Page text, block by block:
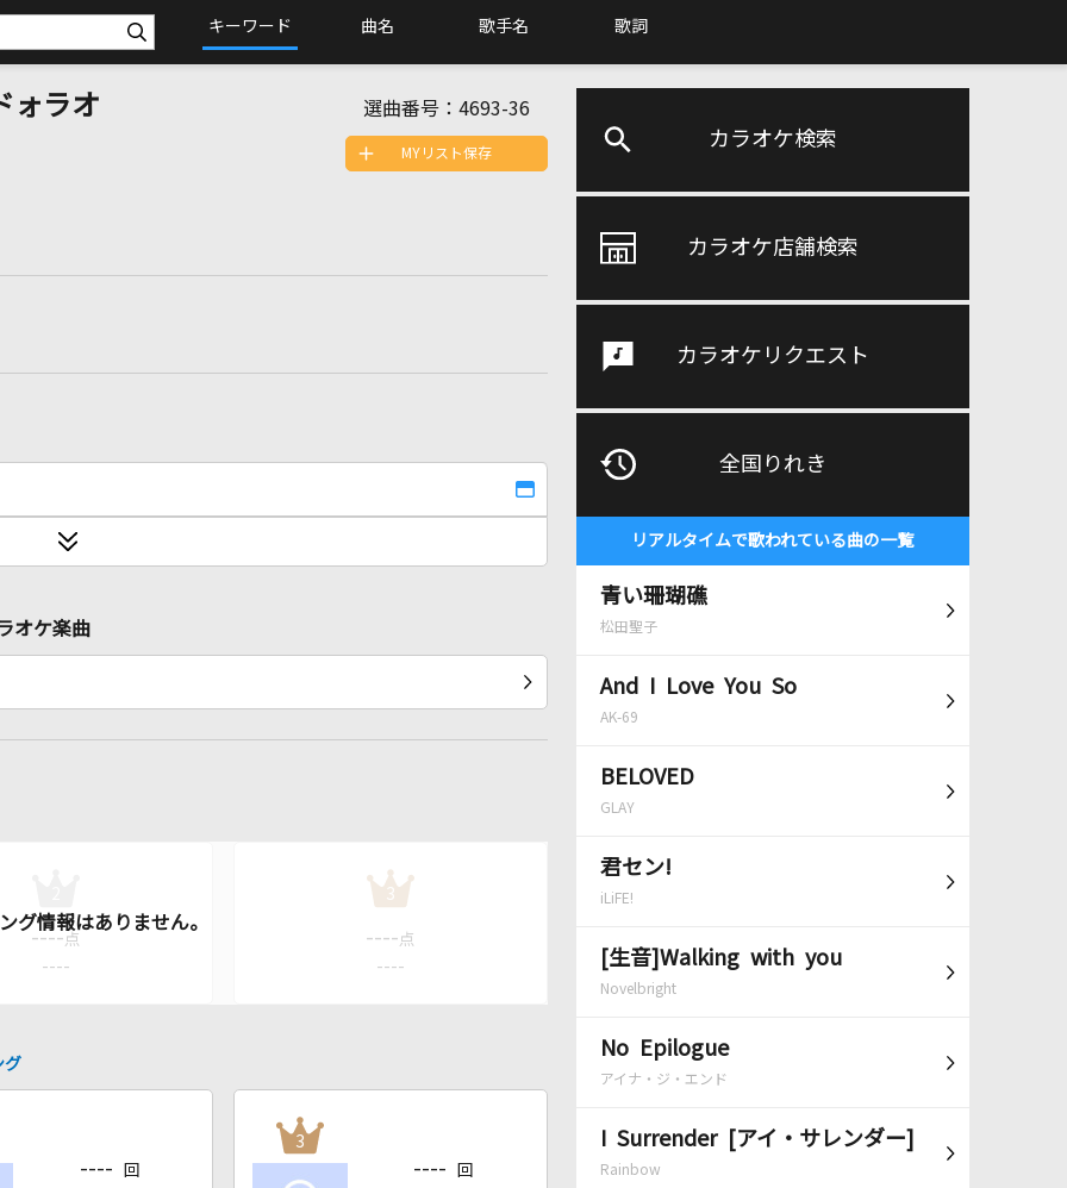
キーワード 曲名 歌手名 歌詞
カラオケ検索
カラオケ店舗検索
カラオケリクエスト
全国りれき
リアルタイムで歌われている曲の一覧
青い珊瑚礁
松田聖子
And I Love You So
AK-69
BELOVED
GLAY
君セン!
iLiFE!
[生音]Walking with you
Novelbright
No Epilogue
アイナ・ジ・エンド
I Surrender [アイ・サレンダー]
Rainbow
ォラオ 選曲番号： 4693-36
MYリスト保存
オケ楽曲
---- 点
----
3
---- 点
----
グ
---- 回
3
---- 回